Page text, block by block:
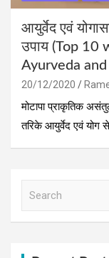
आयुर्वेद एवं
उपाय (Top 10
Ayurveda and
20/12/2020
मोटापा प्राकृतिक
तरिके आयुर्वेद एवं